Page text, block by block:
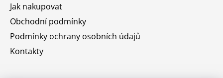
Jak nakupovat
Obchodní podmínky
Podmínky ochrany osobních údajů
Kontakty